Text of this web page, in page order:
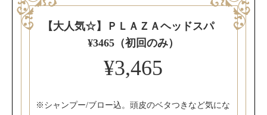
【大人気☆】ＰＬＡＺＡヘッドスパ
¥3465（初回のみ）
¥3,465
※シャンプー/ブロー込。頭皮のベタつきなど気にな